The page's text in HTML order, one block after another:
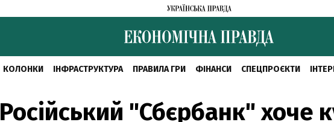
КОЛОНКИ ІНФРАСТРУКТУРА ПРАВИЛА ГРИ ФІНАНСИ СПЕЦПРОЄКТИ
Російський "Сбєрбанк" хоче